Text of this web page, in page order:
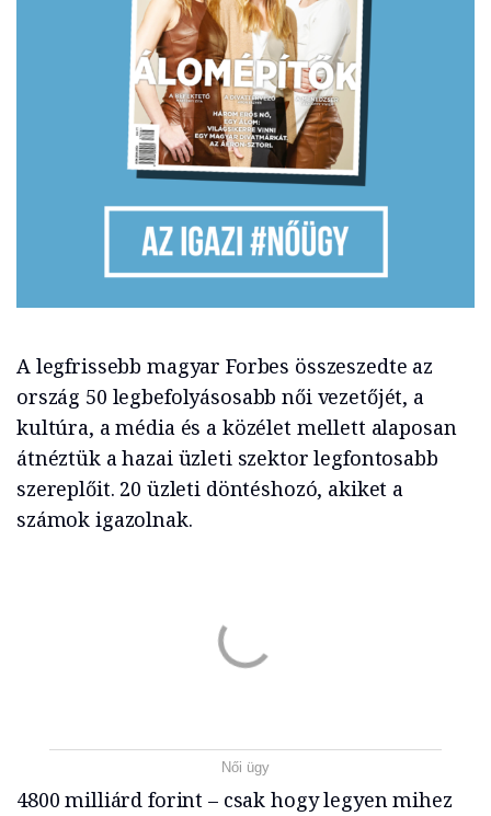
A legfrissebb magyar Forbes összeszedte az
ország 50 legbefolyásosabb női vezetőjét, a
kultúra, a média és a közélet mellett alaposan
átnéztük a hazai üzleti szektor legfontosabb
szereplőit. 20 üzleti döntéshozó, akiket a
számok igazolnak.
Női ügy
4800 milliárd forint – csak hogy legyen mihez